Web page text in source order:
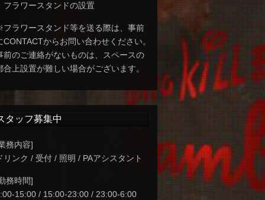
フラワースタンドの設置
ラワースタンド等を送る際は、事前
CONTACTからお問い合わせください。
前のご連絡がないものは、スペースの
合上設置が難しい場合がございます。
タッフ募集中
務内容]
リンク / 受付 / 照明 / PAアシスタント
務時間]
15:00 / 15:00-23:00 / 23:00-6:00